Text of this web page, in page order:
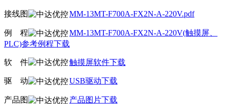
接线图 MM-13MT-F700A-FX2N-A-220V.pdf
例 程
MM-13MT-F700A-FX2N-A-220V(触摸屏、
PLC)参考例程下载
软 件 触摸屏软件下载
驱 动 USB驱动下载
产品图 产品图片下载